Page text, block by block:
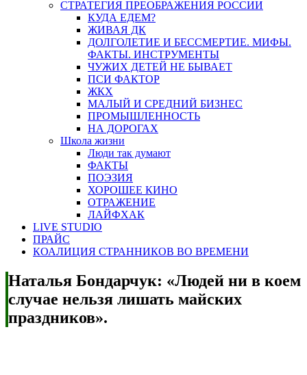
СТРАТЕГИЯ ПРЕОБРАЖЕНИЯ РОССИИ
КУДА ЕДЕМ?
ЖИВАЯ ДК
ДОЛГОЛЕТИЕ И БЕССМЕРТИЕ. МИФЫ.
ФАКТЫ. ИНСТРУМЕНТЫ
ЧУЖИХ ДЕТЕЙ НЕ БЫВАЕТ
ПСИ ФАКТОР
ЖКХ
МАЛЫЙ И СРЕДНИЙ БИЗНЕС
ПРОМЫШЛЕННОСТЬ
НА ДОРОГАХ
Школа жизни
Люди так думают
ФАКТЫ
ПОЭЗИЯ
ХОРОШЕЕ КИНО
ОТРАЖЕНИЕ
ЛАЙФХАК
LIVE STUDIO
ПРАЙС
КОАЛИЦИЯ СТРАННИКОВ ВО ВРЕМЕНИ
Наталья Бондарчук: «Людей ни в коем
случае нельзя лишать майских
праздников».